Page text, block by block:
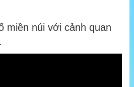
miền núi với cảnh quan